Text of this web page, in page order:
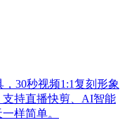
30秒视频1:1复刻形象
持直播快剪、AI智能
样简单。